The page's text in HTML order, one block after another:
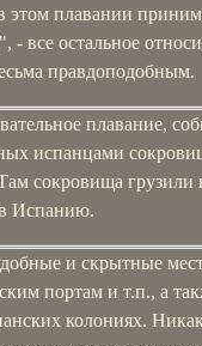
этом плавании
все остальное
правдоподобным.
плавание,
испанцами
сокровища грузили
Испанию.
и скрытные
портам и т.п., а
колониях.